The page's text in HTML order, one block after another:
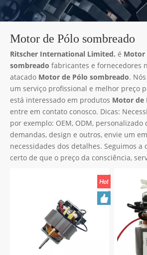
Motor de Pólo sombreado
Ritscher International Limited. é Motor
sombreado fabricantes e fornecedores
atacado Motor de Pólo sombreado.
um serviço profissional e melhor preço
está interessado em produtos Motor de
entre em contato conosco. Dicas:
por exemplo: OEM, ODM, personalizado
demandas, design e outros, envie um
necessidades dos detalhes. Seguimos
certo de que o preço da consciência,